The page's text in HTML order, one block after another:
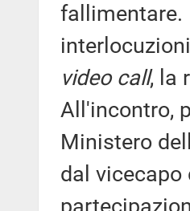
fallimentare.
video call, la
All'incontro,
Ministero
dal vicecapo